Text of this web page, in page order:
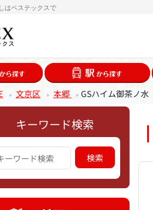
はベステックスで
文京区 本郷 GSハイム御茶ノ水
キーワード検索